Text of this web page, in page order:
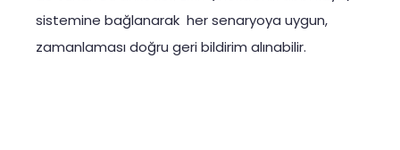
sistemine bağlanarak her senaryoya uygun,
zamanlaması doğru geri bildirim alınabilir.